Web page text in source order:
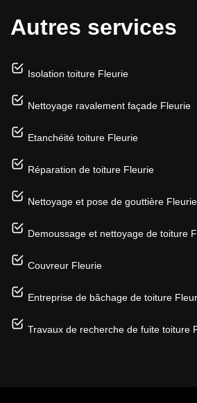
Autres services
Isolation toiture Fleurie
Nettoyage ravalement façade Fleurie
Etanchéité toiture Fleurie
Réparation de toiture Fleurie
Nettoyage et pose de gouttière Fleurie
Demoussage et nettoyage de toiture
Couvreur Fleurie
Entreprise de bâchage de toiture
Travaux de recherche de fuite toiture